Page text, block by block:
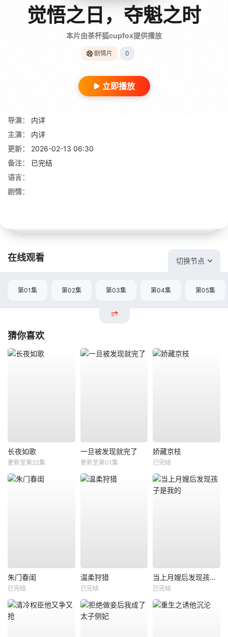
觉悟之日，夺魁之时
本片由茶杯狐cupfox提供播放
剧情片 0
立即播放
导演：
内详
主演：
内详
更新：
2026-02-13 06:30
备注：
已完结
语言：
剧情：
在线观看 切换节点
第01集 第02集 第03集 第04集 第05集
猜你喜欢
长夜如歌
更新至第22集
一旦被发现就完了
更新至第01集
娇藏京枝
已完结
朱门春闺
已完结
温柔狩猎
已完结
当上月嫂后发现孩子是我的
已完结